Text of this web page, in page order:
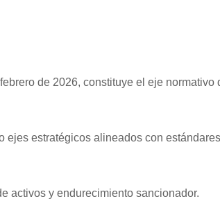
de 2026, constituye el eje normativo
ejes estratégicos alineados con estándares
activos y endurecimiento sancionador.